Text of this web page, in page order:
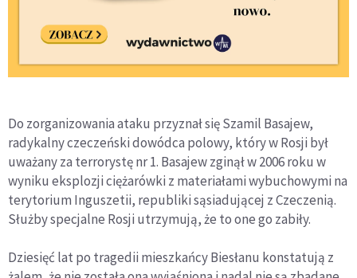
Do zorganizowania ataku przyznał się Szamil Basajew,
radykalny czeczeński dowódca polowy, który w Rosji był
uważany za terrorystę nr 1. Basajew zginął w 2006 roku w
wyniku eksplozji ciężarówki z materiałami wybuchowymi na
terytorium Inguszetii, republiki sąsiadującej z Czeczenią.
Służby specjalne Rosji utrzymują, że to one go zabiły.
Dziesięć lat po tragedii mieszkańcy Biesłanu konstatują z